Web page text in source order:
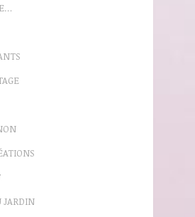
JARDIN